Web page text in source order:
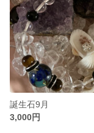
誕生石9月
3,000円